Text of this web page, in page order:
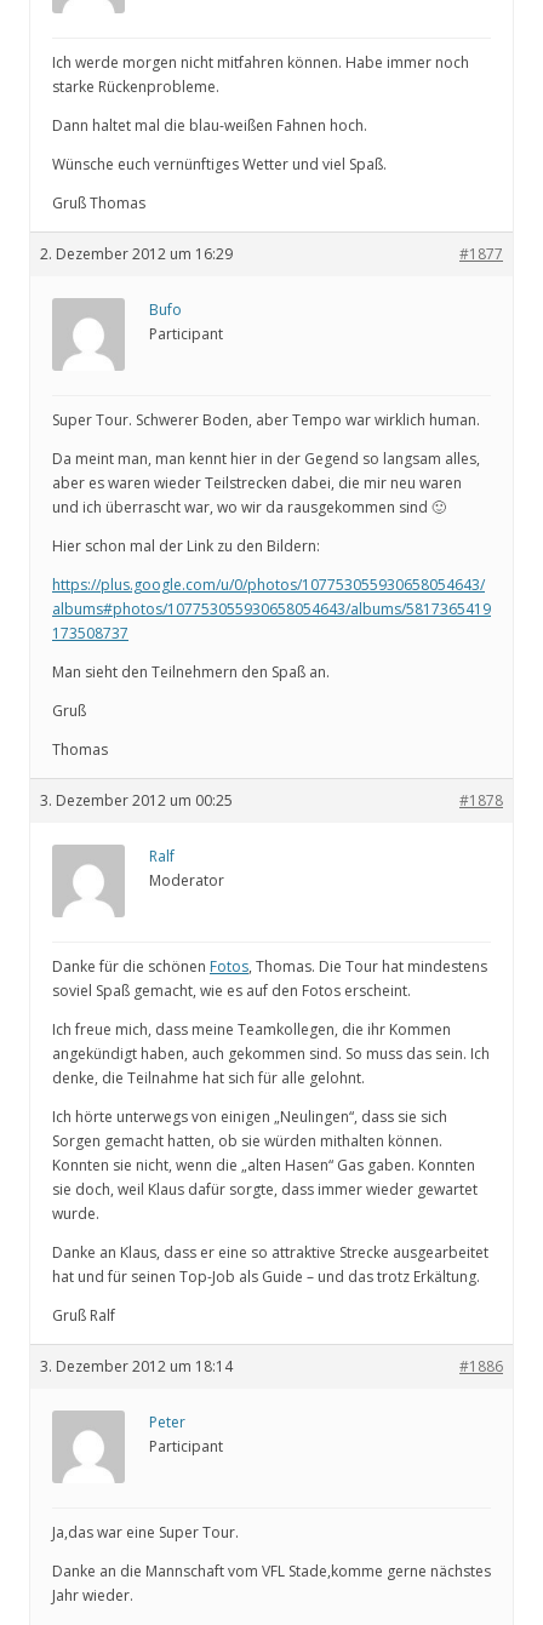
Ich werde morgen nicht mitfahren können. Habe immer noch
starke Rückenprobleme.
Dann haltet mal die blau-weißen Fahnen hoch.
Wünsche euch vernünftiges Wetter und viel Spaß.
Gruß Thomas
2. Dezember 2012 um 16:29 #1877
Bufo
Participant
Super Tour. Schwerer Boden, aber Tempo war wirklich human.
Da meint man, man kennt hier in der Gegend so langsam alles,
aber es waren wieder Teilstrecken dabei, die mir neu waren
und ich überrascht war, wo wir da rausgekommen sind 🙂
Hier schon mal der Link zu den Bildern:
https://plus.google.com/u/0/photos/107753055930658054643/
albums#photos/107753055930658054643/albums/5817365419
173508737
Man sieht den Teilnehmern den Spaß an.
Gruß
Thomas
3. Dezember 2012 um 00:25 #1878
Ralf
Moderator
Danke für die schönen Fotos, Thomas. Die Tour hat mindestens
soviel Spaß gemacht, wie es auf den Fotos erscheint.
Ich freue mich, dass meine Teamkollegen, die ihr Kommen
angekündigt haben, auch gekommen sind. So muss das sein. Ich
denke, die Teilnahme hat sich für alle gelohnt.
Ich hörte unterwegs von einigen „Neulingen“, dass sie sich
Sorgen gemacht hatten, ob sie würden mithalten können.
Konnten sie nicht, wenn die „alten Hasen“ Gas gaben. Konnten
sie doch, weil Klaus dafür sorgte, dass immer wieder gewartet
wurde.
Danke an Klaus, dass er eine so attraktive Strecke ausgearbeitet
hat und für seinen Top-Job als Guide – und das trotz Erkältung.
Gruß Ralf
3. Dezember 2012 um 18:14 #1886
Peter
Participant
Ja,das war eine Super Tour.
Danke an die Mannschaft vom VFL Stade,komme gerne nächstes
Jahr wieder.